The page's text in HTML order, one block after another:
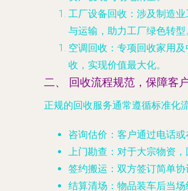
工厂设备回收 ：涉及制造
与运输，助力工厂绿色转型
空调回收 ：专项回收家用
收，实现价值最大化。
二、 回收流程规范，保障客
正规的回收服务通常遵循标准化
咨询估价 ：客户通过电话
上门勘查 ：对于大宗物资
签约搬运 ：双方签订简单
结算清场 ：物品装车后当